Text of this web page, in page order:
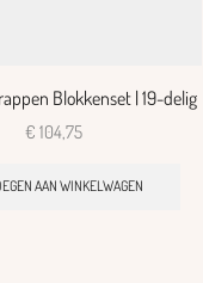
Blokkenset | 19-delig
€ 104,75
AAN WINKELWAGEN